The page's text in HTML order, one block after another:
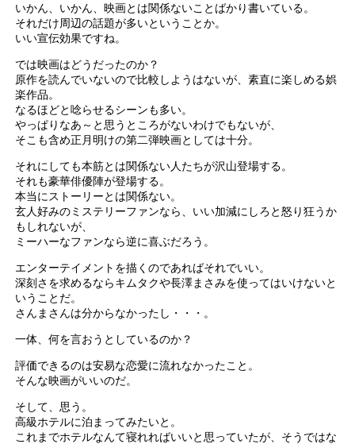
いかん、いかん、映画とは関係ないことばかり書いている。
それだけ周辺の話題が多いということか。
いい宣伝効果ですね。
では映画はどうだったのか？
原作を読んでいないので比較しようはないが、素直に楽しめる娯
楽作品。
なるほどと唸らせるシーンも多い。
やっぱりなあ～と思うところがないわけでもないが、
そこも含め正月明けの第二弾映画としては十分。
それにしても本筋とは関係ない人たちが沢山登場する。
それも豪華俳優陣が登場する。
本当にストーリーとは関係ない。
玄人好みのミステリーファンなら、いい加減にしろと怒り狂うか
もしれないが、
ミーハーなファンなら逆に喜ぶだろう。
エンターテイメントを描くのであればそれでいい。
深刻さを求めるならキムタクや長澤まさみを使ってはいけないと
いうことだ。
さんまさんは分からなかったし・・・。
一体、何を言おうとしているのか？
評価できるのは安易な恋愛に流れなかったこと。
そんな映画がいいのだ。
そして、思う。
高級ホテルに泊まってみたいと。
これまでホテルなんて寝れればいいと思っていたが、そうではな